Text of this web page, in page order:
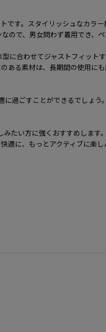
す。スタイリッシュなカラ
ので、男女問わず着用でき、
に合わせてジャストフィット
ある素材は、長期間の使用に
過ごすことができるでしょう
たい方に強くおすすめします
適に、もっとアクティブに楽し